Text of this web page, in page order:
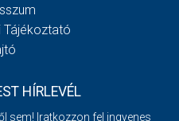
Tájékoztató
HÍRLEVÉL
sem! Iratkozzon fel ingyenes